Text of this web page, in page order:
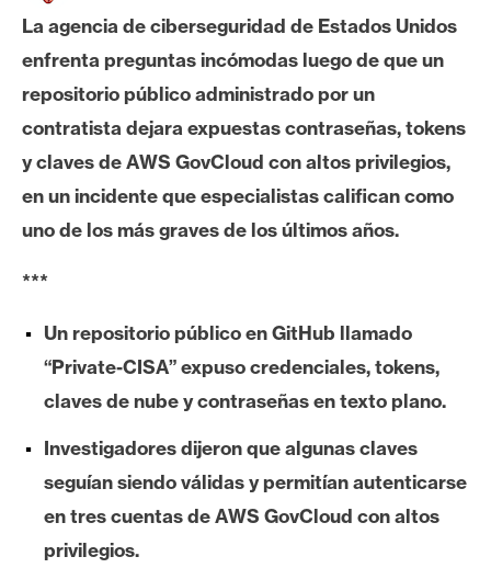
t
c
o
i
E
r
e
I
A
La agencia de ciberseguridad de Estados Unidos
enfrenta preguntas incómodas luego de que un
repositorio público administrado por un
contratista dejara expuestas contraseñas, tokens
y claves de AWS GovCloud con altos privilegios,
en un incidente que especialistas califican como
uno de los más graves de los últimos años.
***
Un repositorio público en GitHub llamado
“Private-CISA” expuso credenciales, tokens,
claves de nube y contraseñas en texto plano.
Investigadores dijeron que algunas claves
seguían siendo válidas y permitían autenticarse
en tres cuentas de AWS GovCloud con altos
privilegios.